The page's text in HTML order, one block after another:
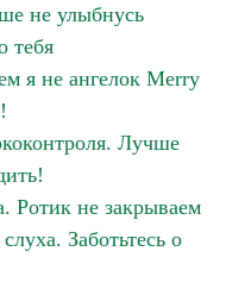
не улыбнусь
тебя
я не ангелок Merry
Лучше
Ротик не закрываем
Заботьтесь о